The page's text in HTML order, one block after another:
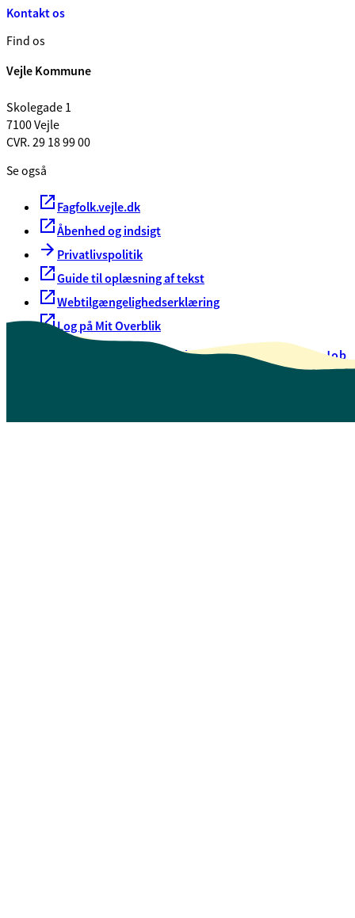
Kontakt os
Find os
Vejle Kommune
Skolegade 1
7100 Vejle
CVR. 29 18 99 00
Se også
Fagfolk.vejle.dk
Åbenhed og indsigt
Privatlivspolitik
Guide til oplæsning af tekst
Webtilgængelighedserklæring
Log på Mit Overblik
Oversigt over selvbetjeningJob